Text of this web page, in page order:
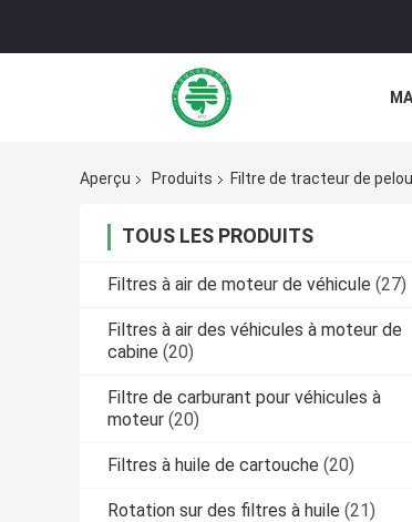
Aperçu
Produits Filtre de tracteur de
TOUS LES PRODUITS
Filtres à air de moteur de véhicule (27)
Filtres à air des véhicules à moteur de
cabine (20)
Filtre de carburant pour véhicules à
moteur (20)
Filtres à huile de cartouche (20)
Rotation sur des filtres à huile (21)